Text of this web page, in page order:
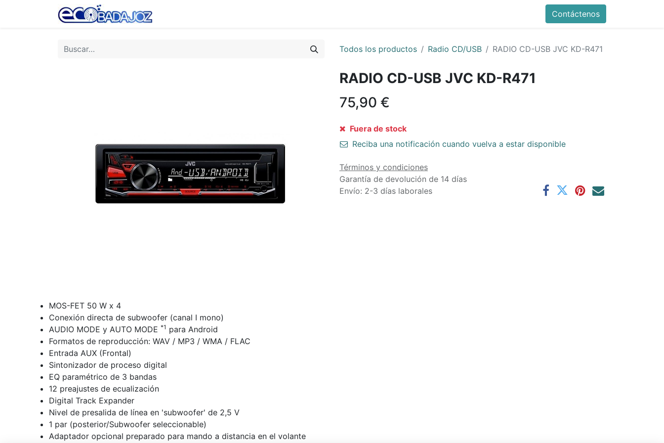
Contáctenos
Todos los productos Radio CD/USB RADIO CD-USB JVC KD-R471
RADIO CD-USB JVC KD-R471
75,90 €
Fuera de stock
Reciba una notificación cuando vuelva a estar disponible
Términos y condiciones
Garantía de devolución de 14 días
Envío: 2-3 días laborales
MOS-FET 50 W x 4
Conexión directa de subwoofer (canal I mono)
AUDIO MODE y AUTO MODE*1 para Android
Formatos de reproducción: WAV / MP3 / WMA / FLAC
Entrada AUX (Frontal)
Sintonizador de proceso digital
EQ paramétrico de 3 bandas
12 preajustes de ecualización
Digital Track Expander
Nivel de presalida de línea en 'subwoofer' de 2,5 V
1 par (posterior/Subwoofer seleccionable)
Adaptador opcional preparado para mando a distancia en el volante